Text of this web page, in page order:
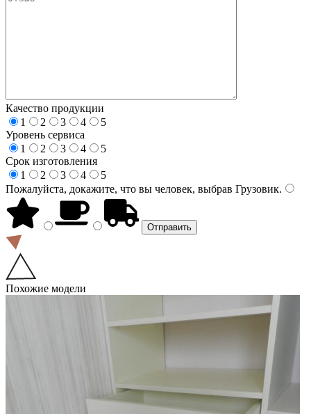
Качество продукции
1
2 3 4
5
Уровень сервиса
1
2 3 4
5
Срок изготовления
1
2 3 4
5
Пожалуйста, докажите, что вы человек, выбрав Грузовик.
Похожие модели